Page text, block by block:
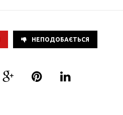
НЕПОДОБАЄТЬСЯ